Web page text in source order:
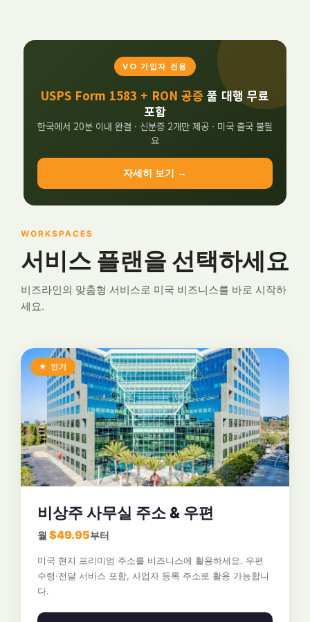
VO 가입자 전용
USPS Form 1583 + RON 공증 풀 대행 무료
포함
한국에서 20분 이내 완결 · 신분증 2개만 제공 · 미국 출국 불필
요
자세히 보기 →
WORKSPACES
서비스 플랜을 선택하세요
비즈라인의 맞춤형 서비스로 미국 비즈니스를 바로 시작하
세요.
★ 인기
비상주 사무실 주소 & 우편
월 $49.95부터
미국 현지 프리미엄 주소를 비즈니스에 활용하세요. 우편
수령·전달 서비스 포함, 사업자 등록 주소로 활용 가능합니
다.